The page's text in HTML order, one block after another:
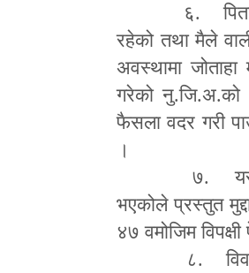
६. पिता
रहेको तथा मैले
अवस्थामा
गरेको
फैसला वदर गरी
।
७.
भएकोले प्रस्तुत
४७ वमोजिम
८.